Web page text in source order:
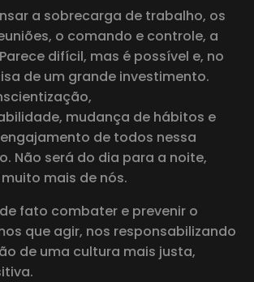
a sobrecarga de trabalho, os
o comando e controle, a
difícil, mas é possível e, no
de um grande investimento.
mudança de hábitos e
de todos nessa
Não será do dia para a noite,
mais de nós.
fato combater e prevenir o
que agir, nos responsabilizando
de uma cultura mais justa,